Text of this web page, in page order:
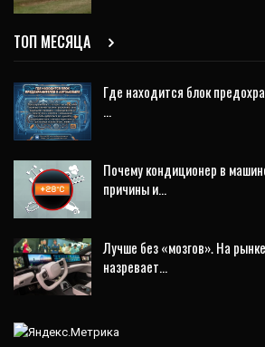
ТОП МЕСЯЦА
Где находится блок
…
Почему кондиционер в
причины и…
Лучше без «мозгов». На
назревает…